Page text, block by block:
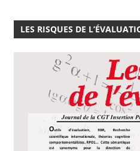
LES RISQUES DE